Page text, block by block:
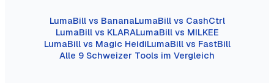
LumaBill vs BananaLumaBill vs CashCtrl
LumaBill vs KLARALumaBill vs MILKEE
LumaBill vs Magic HeidiLumaBill vs FastBill
Alle 9 Schweizer Tools im Vergleich